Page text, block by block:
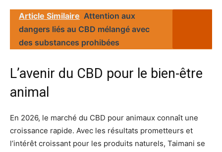
Article Similaire Attention aux
dangers liés au CBD mélangé avec
des substances prohibées
L’avenir du CBD pour le bien-être
animal
En 2026, le marché du CBD pour animaux connaît une
croissance rapide. Avec les résultats prometteurs et
l’intérêt croissant pour les produits naturels, Taimani se